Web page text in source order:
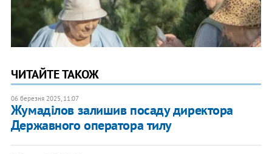
ЧИТАЙТЕ ТАКОЖ
06 березня 2025, 11:07
Жумаділов залишив посаду директора
Державного оператора тилу